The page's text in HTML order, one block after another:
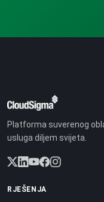
Platforma suverenog
usluga diljem svijeta.
RJEŠENJA